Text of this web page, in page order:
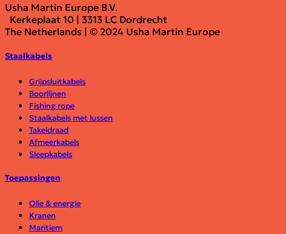
Usha Martin Europe B.V.
Kerkeplaat 10 | 3313 LC Dordrecht
The Netherlands | © 2024 Usha Martin Europe
Staalkabels
Grijpsluitkabels
Boorlijnen
Fishing rope
Staalkabels met lussen
Takeldraad
Afmeerkabels
Sleepkabels
Toepassingen
Olie & energie
Kranen
Maritiem